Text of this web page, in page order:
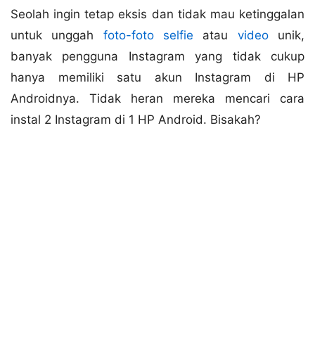
Seolah ingin tetap eksis dan tidak mau ketinggalan
untuk unggah foto-foto selfie atau videounik,
banyak pengguna Instagram yang tidak cukup
hanya memiliki satu akun Instagram di HP
Androidnya. Tidak heran mereka mencari cara
instal 2 Instagram di 1 HP Android. Bisakah?